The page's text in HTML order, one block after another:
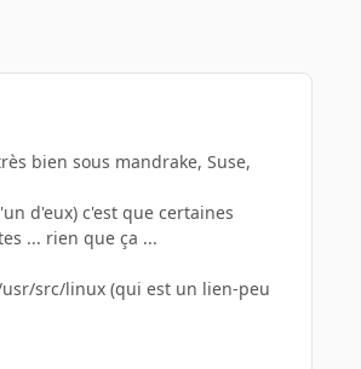
bien sous mandrake, Suse,
d'eux) c'est que certaines
... rien que ça ...
src/linux (qui est un lien-peu